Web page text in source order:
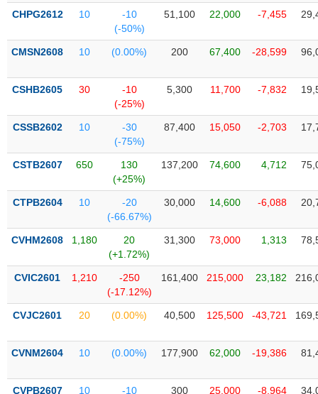
Tin
tức
kiện
liệu
Tâm
lý
trường
CHPG2612 10
-10
(-50%)
51,100 22,000 -7,455
CMSN2608 10 (0.00%) 200 67,400 -28,599
CSHB2605 30
-10
(-25%)
5,300 11,700 -7,832
CSSB2602 10
-30
(-75%)
87,400 15,050 -2,703
CSTB2607 650
130
(+25%)
137,200 74,600 4,712
CTPB2604 10
-20
(-66.67%)
30,000 14,600 -6,088
CVHM2608 1,180
20
(+1.72%)
31,300 73,000 1,313
CVIC2601 1,210
-250
(-17.12%)
161,400 215,000 23,182
CVJC2601 20 (0.00%) 40,500 125,500 -43,721
CVNM2604 10 (0.00%) 177,900 62,000 -19,386
CVPB2607 10 -10 300 25,000 -8,964
CÔNG
TIÊU
KHÔNG
YẾU
TIÊU
DÙNG
YẾU
CHĂM